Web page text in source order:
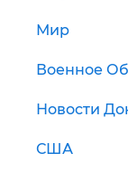
Мир
Военное
Новости
США